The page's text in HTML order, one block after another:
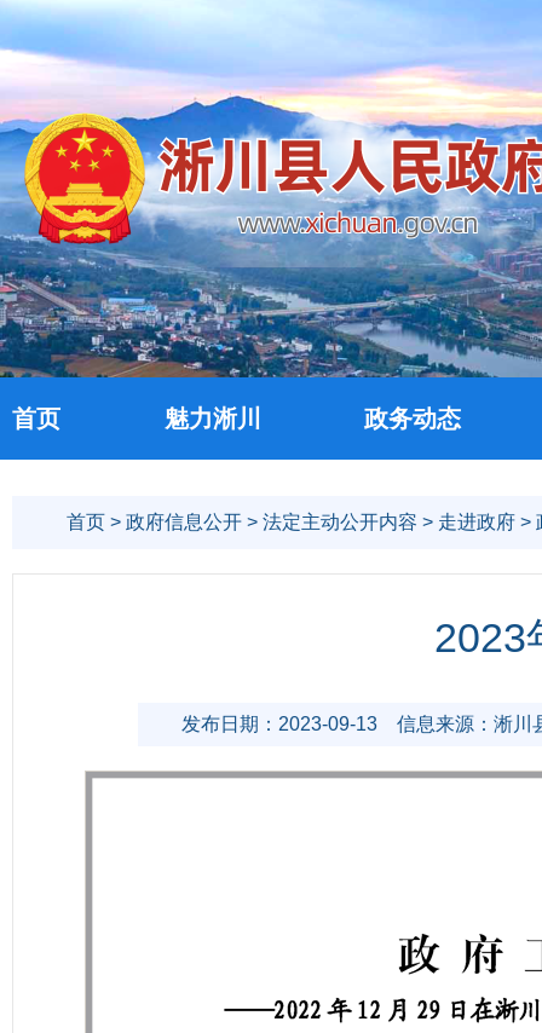
首页 魅力淅川 政务动态
首页 > 政府信息公开 > 法定主动公开内容 > 走进政府 >
2023
发布日期：2023-09-13 信息来源：淅川